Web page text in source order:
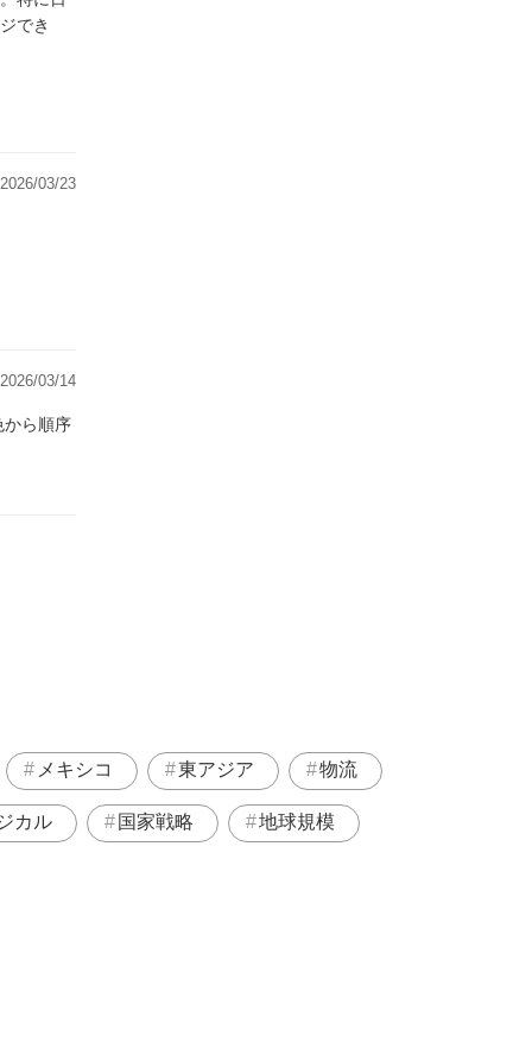
でき
2026/03/23
2026/03/14
メキシコ 東アジア 物流
カル 国家戦略 地球規模